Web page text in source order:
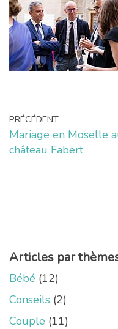
PRÉCÉDENT
Mariage en Moselle
château Fabert
Articles par
Bébé (12)
Conseils (2)
Couple (11)